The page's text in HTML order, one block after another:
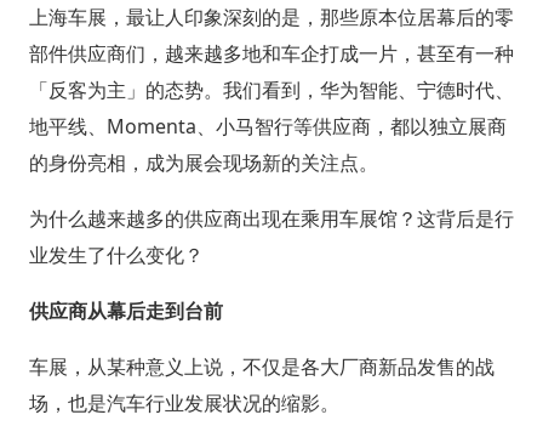
上海车展，最让人印象深刻的是，那些原本位居幕后的零
部件供应商们，越来越多地和车企打成一片，甚至有一种
「反客为主」的态势。我们看到，华为智能、宁德时代、
地平线、Momenta、小马智行等供应商，都以独立展商
的身份亮相，成为展会现场新的关注点。
为什么越来越多的供应商出现在乘用车展馆？这背后是行
业发生了什么变化？
供应商从幕后走到台前
车展，从某种意义上说，不仅是各大厂商新品发售的战
场，也是汽车行业发展状况的缩影。